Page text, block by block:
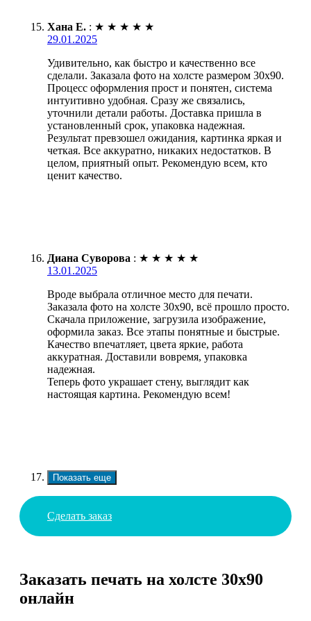
Хана Е. : ★ ★ ★ ★ ★
29.01.2025
Удивительно, как быстро и качественно все
сделали. Заказала фото на холсте размером 30х90.
Процесс оформления прост и понятен, система
интуитивно удобная. Сразу же связались,
уточнили детали работы. Доставка пришла в
установленный срок, упаковка надежная.
Результат превзошел ожидания, картинка яркая и
четкая. Все аккуратно, никаких недостатков. В
целом, приятный опыт. Рекомендую всем, кто
ценит качество.
Диана Суворова : ★ ★ ★ ★ ★
13.01.2025
Вроде выбрала отличное место для печати.
Заказала фото на холсте 30х90, всё прошло просто.
Скачала приложение, загрузила изображение,
оформила заказ. Все этапы понятные и быстрые.
Качество впечатляет, цвета яркие, работа
аккуратная. Доставили вовремя, упаковка
надежная.
Теперь фото украшает стену, выглядит как
настоящая картина. Рекомендую всем!
Показать еще
Сделать заказ
Заказать печать на холсте 30х90
онлайн